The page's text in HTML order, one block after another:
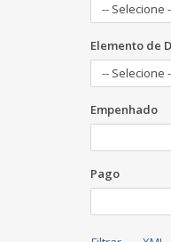
-- Selecione
Elemento de
-- Selecione
Empenhado
Pago